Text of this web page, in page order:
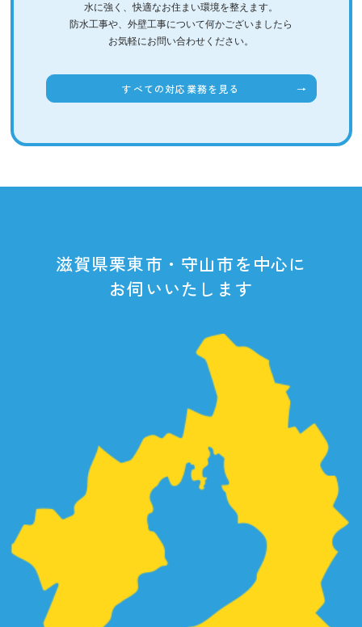
水に強く、快適なお住まい環境を整えます。
防水工事や、外壁工事について何かございましたら
お気軽にお問い合わせください。
すべての対応業務を見る
滋賀県栗東市・守山市を中心に
お伺いいたします